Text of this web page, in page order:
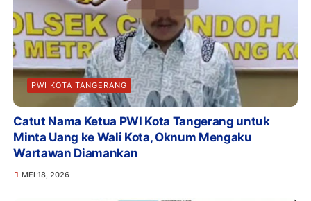
PWI KOTA TANGERANG
Catut Nama Ketua PWI Kota Tangerang untuk
Minta Uang ke Wali Kota, Oknum Mengaku
Wartawan Diamankan
MEI 18, 2026